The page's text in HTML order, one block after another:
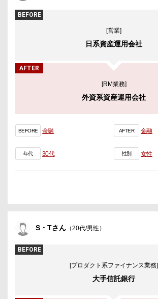
BEFORE
[営業]
日系資産運用会社
AFTER
[RM業務]
外資系資産運用会社
BEFORE 金融 AFTER 金融
年代 30代 性別 女性
S・Tさん （20代/男性）
BEFORE
[プロダクト系ファイナンス業務]
大手信託銀行